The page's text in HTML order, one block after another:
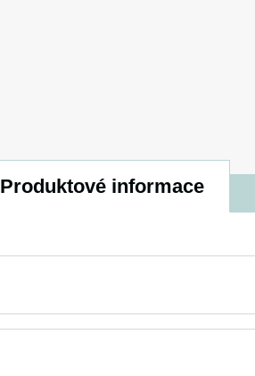
Produktové informace